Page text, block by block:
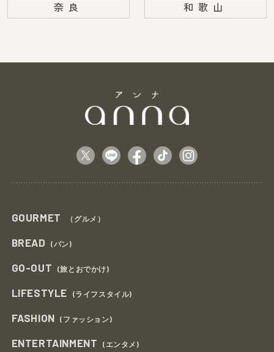
奈良 和歌山
GOURMET （グルメ）
BREAD (パン)
GO-OUT (旅とおでかけ)
LIFESTYLE (ライフスタイル)
FASHION (ファッション)
ENTERTAINMENT (エンタメ)